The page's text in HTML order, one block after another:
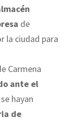
de
la ciudad para
Carmena
ante el
hayan
de